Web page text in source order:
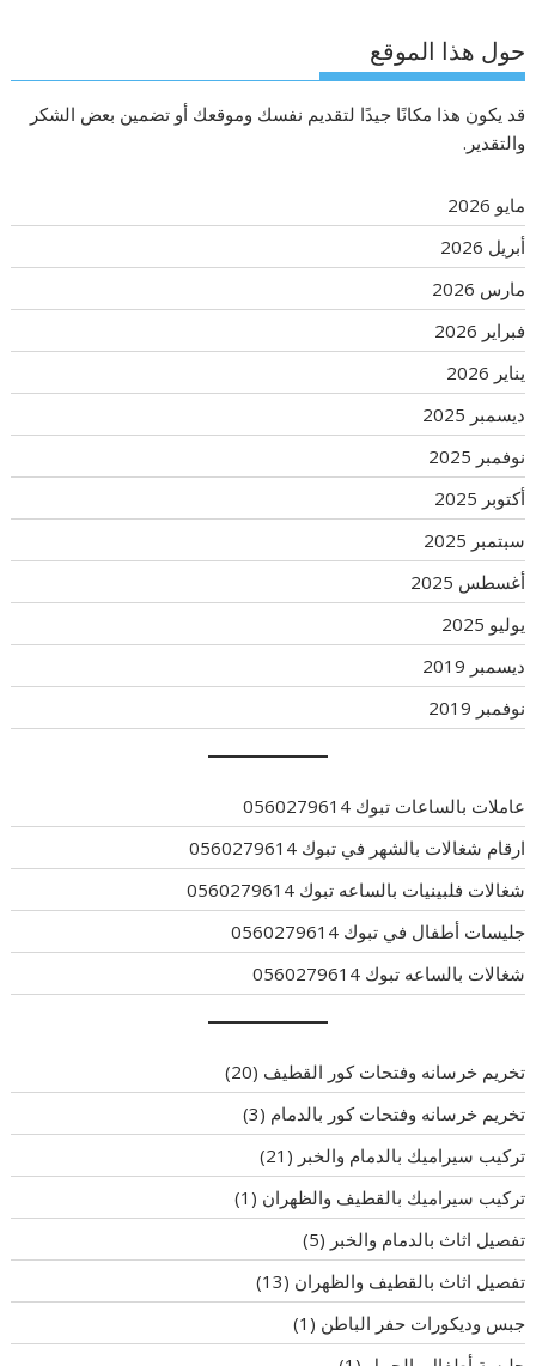
حول هذا الموقع
قد يكون هذا مكانًا جيدًا لتقديم نفسك وموقعك أو تضمين بعض الشكر
والتقدير.
مايو 2026
أبريل 2026
مارس 2026
فبراير 2026
يناير 2026
ديسمبر 2025
نوفمبر 2025
أكتوبر 2025
سبتمبر 2025
أغسطس 2025
يوليو 2025
ديسمبر 2019
نوفمبر 2019
عاملات بالساعات تبوك 0560279614
ارقام شغالات بالشهر في تبوك 0560279614
شغالات فلبينيات بالساعه تبوك 0560279614
جليسات أطفال في تبوك 0560279614
شغالات بالساعه تبوك 0560279614
تخريم خرسانه وفتحات كور القطيف (20)
تخريم خرسانه وفتحات كور بالدمام (3)
تركيب سيراميك بالدمام والخبر (21)
تركيب سيراميك بالقطيف والظهران (1)
تفصيل اثاث بالدمام والخبر (5)
تفصيل اثاث بالقطيف والظهران (13)
جبس وديكورات حفر الباطن (1)